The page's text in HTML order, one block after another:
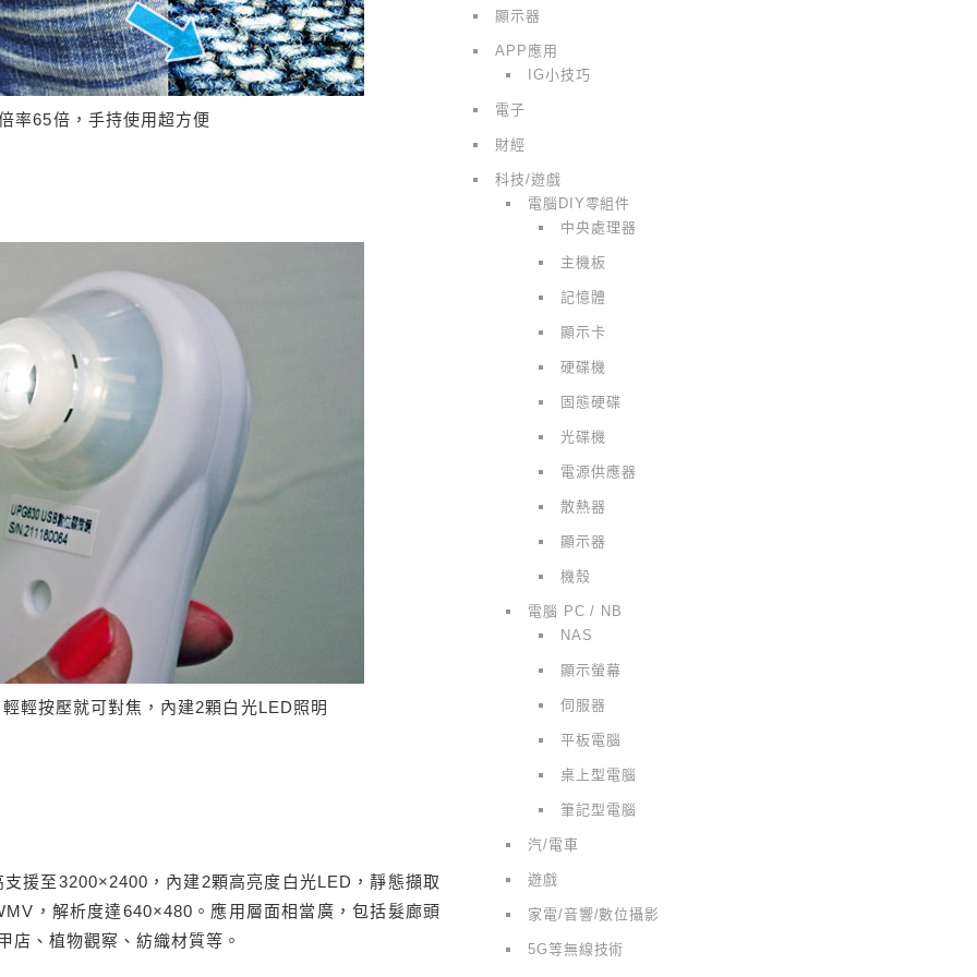
率65倍，手持使用超方便
輕按壓就可對焦，內建2顆白光LED照明
援至3200×2400，內建2顆高亮度白光LED，靜態擷取
，解析度達640×480。應用層面相當廣，包括髮廊頭
店、植物觀察、紡織材質等。
顯示器
APP應用
IG小技巧
電子
財經
科技/遊戲
電腦DIY零組件
中央處理器
主機板
記憶體
顯示卡
硬碟機
固態硬碟
光碟機
電源供應器
散熱器
顯示器
機殼
電腦 PC / NB
NAS
顯示螢幕
伺服器
平板電腦
桌上型電腦
筆記型電腦
汽/電車
遊戲
家電/音響/數位攝影
5G等無線技術